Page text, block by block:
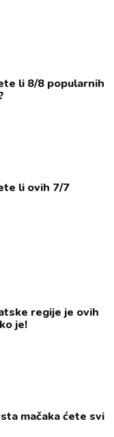
li 8/8 popularnih
li ovih 7/7
regije je ovih
je!
mačaka ćete svi